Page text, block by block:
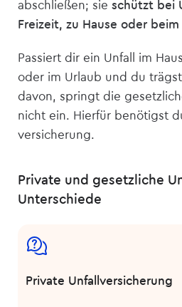
abschließen; sie schützt bei
Freizeit, zu Hause oder
Passiert dir ein Unfall im
oder im Urlaub und du trägst
davon, springt die
nicht ein. Hierfür benötigst
versicherung.
Private und gesetzliche
Unterschiede
Private Unfall­versicherung